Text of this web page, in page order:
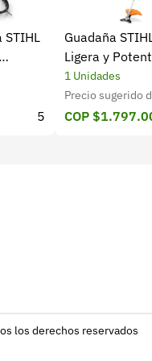
STIHL
5
Guadaña
Ligera y
Campo
1 Unidades
Precio sugerido
COP
los derechos reservados